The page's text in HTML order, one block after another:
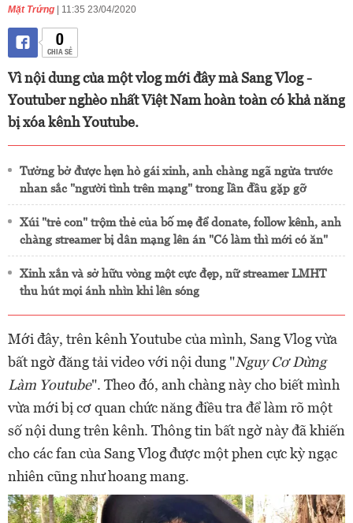
Mặt Trứng | 11:35 23/04/2020
0
CHIA SẺ
Vì nội dung của một vlog mới đây mà Sang Vlog -
Youtuber nghèo nhất Việt Nam hoàn toàn có khả năng
bị xóa kênh Youtube.
Tưởng bở được hẹn hò gái xinh, anh chàng ngã ngửa trước
nhan sắc "người tình trên mạng" trong lần đầu gặp gỡ
Xúi "trẻ con" trộm thẻ của bố mẹ để donate, follow kênh, anh
chàng streamer bị dân mạng lên án "Có làm thì mới có ăn"
Xinh xắn và sở hữu vòng một cực đẹp, nữ streamer LMHT
thu hút mọi ánh nhìn khi lên sóng
Mới đây, trên kênh Youtube của mình, Sang Vlog vừa
bất ngờ đăng tải video với nội dung "Nguy Cơ Dừng
Làm Youtube". Theo đó, anh chàng này cho biết mình
vừa mới bị cơ quan chức năng điều tra để làm rõ một
số nội dung trên kênh. Thông tin bất ngờ này đã khiến
cho các fan của Sang Vlog được một phen cực kỳ ngạc
nhiên cũng như hoang mang.